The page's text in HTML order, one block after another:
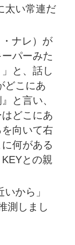
太い常連だ
ナレ）が
パーみた
と、話し
どこにあ
と言い、
どこにあ
向いて右
何がある
との親
から」
測しまし